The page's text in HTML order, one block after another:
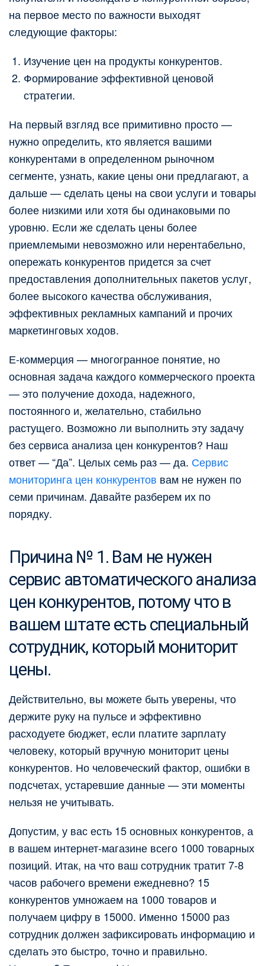
на первое место по важности выходят
следующие факторы:
Изучение цен на продукты конкурентов.
Формирование эффективной ценовой
стратегии.
На первый взгляд все примитивно просто —
нужно определить, кто является вашими
конкурентами в определенном рыночном
сегменте, узнать, какие цены они предлагают, а
дальше — сделать цены на свои услуги и товары
более низкими или хотя бы одинаковыми по
уровню. Если же сделать цены более
приемлемыми невозможно или нерентабельно,
опережать конкурентов придется за счет
предоставления дополнительных пакетов услуг,
более высокого качества обслуживания,
эффективных рекламных кампаний и прочих
маркетинговых ходов.
Е-коммерция — многогранное понятие, но
основная задача каждого коммерческого проекта
— это получение дохода, надежного,
постоянного и, желательно, стабильно
растущего. Возможно ли выполнить эту задачу
без сервиса анализа цен конкурентов? Наш
ответ — “Да”. Целых семь раз — да. Сервис
мониторинга цен конкурентов вам не нужен по
семи причинам. Давайте разберем их по
порядку.
Причина № 1. Вам не нужен
сервис автоматического анализа
цен конкурентов, потому что в
вашем штате есть специальный
сотрудник, который мониторит
цены.
Действительно, вы можете быть уверены, что
держите руку на пульсе и эффективно
расходуете бюджет, если платите зарплату
человеку, который вручную мониторит цены
конкурентов. Но человеческий фактор, ошибки в
подсчетах, устаревшие данные — эти моменты
нельзя не учитывать.
Допустим, у вас есть 15 основных конкурентов, а
в вашем интернет-магазине всего 1000 товарных
позиций. Итак, на что ваш сотрудник тратит 7-8
часов рабочего времени ежедневно? 15
конкурентов умножаем на 1000 товаров и
получаем цифру в 15000. Именно 15000 раз
сотрудник должен зафиксировать информацию и
сделать это быстро, точно и правильно.